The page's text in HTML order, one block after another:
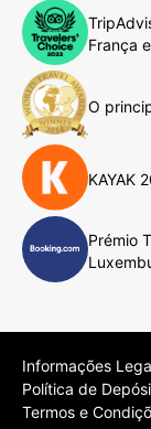
França
O
KAYAK
Prémio
Informações
Política de
Termos e